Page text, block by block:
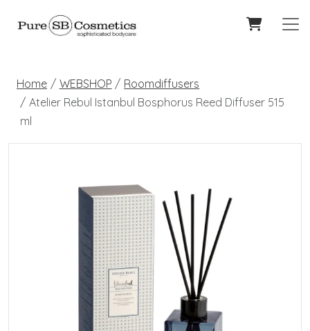
Home WEBSHOP
Roomdiffusers
Atelier Rebul Istanbul Bosphorus Reed Diffuser 515
ml